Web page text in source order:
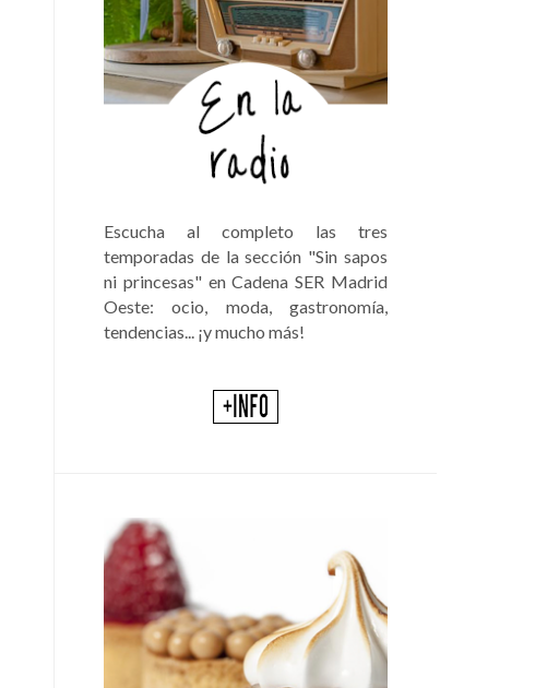
Escucha al completo las tres
temporadas de la sección "Sin sapos
ni princesas" en Cadena SER Madrid
Oeste: ocio, moda, gastronomía,
tendencias... ¡y mucho más!